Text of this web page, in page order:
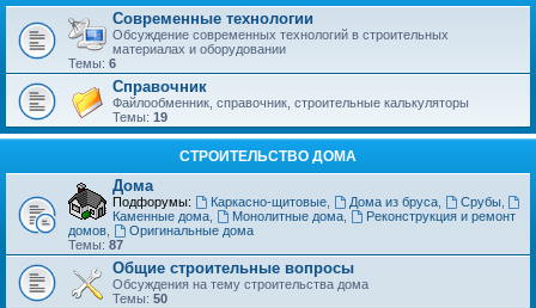
Современные технологии
Обсуждение современных технологий в строительных
материалах и оборудовании
Темы: 6
Справочник
Файлообменник, справочник, строительные калькуляторы
Темы: 19
СТРОИТЕЛЬСТВО ДОМА
Дома
Подфорумы: Каркасно-щитовые, Дома из бруса, Срубы,
Каменные дома, Монолитные дома,
Реконструкция и ремонт
домов,
Оригинальные дома
Темы: 87
Общие строительные вопросы
Обсуждения на тему строительства дома
Темы: 50